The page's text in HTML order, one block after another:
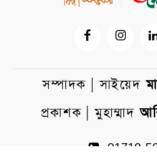
সম্পাদক | সাইয়েদ
প্রকাশক | মুহাম্মাদ
01719-